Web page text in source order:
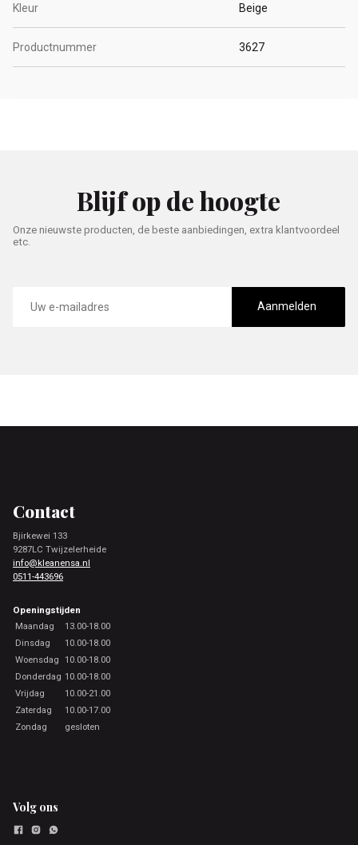
Kleur Beige
Productnummer 3627
Blijf op de hoogte
Onze nieuwste producten, de beste aanbiedingen, extra klantvoordeel
etc.
mailadres
Aanmelden
Contact
Bjirkewei 133
9287LC Twijzelerheide
info@kleanensa.nl
0511-443696
Openingstijden
Maandag
13.00-18.00
Dinsdag
10.00-18.00
Woensdag 10.00-18.00
Donderdag 10.00-18.00
Vrijdag
10.00-21.00
Zaterdag
10.00-17.00
Zondag
gesloten
Volg ons